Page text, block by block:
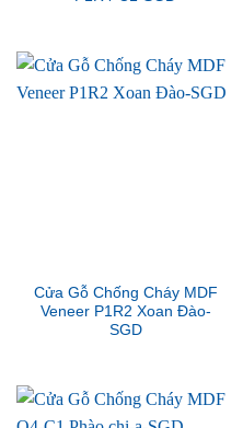
Cửa Gỗ Chống Cháy MDF
Veneer P1R2 Xoan Đào-
SGD